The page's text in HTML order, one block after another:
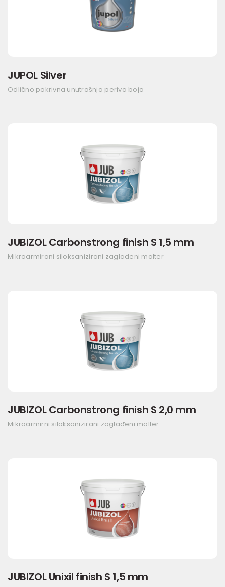
JUPOL Silver
Odlično pokrivna unutrašnja periva boja
JUBIZOL Carbonstrong finish S 1,5 mm
Mikroarmirani siloksanizirani zaglađeni malter
JUBIZOL Carbonstrong finish S 2,0 mm
Mikroarmirni siloksanizirani zaglađeni malter
JUBIZOL Unixil finish S 1,5 mm